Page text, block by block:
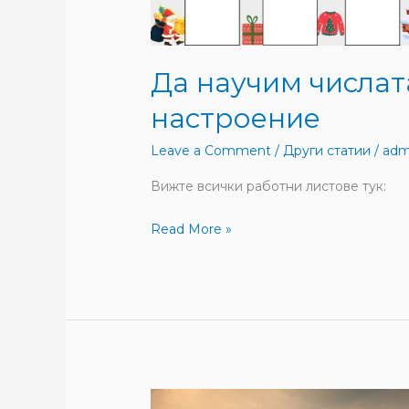
Да научим
настроение
Leave a Comment / Други статии /
Вижте всички работни листове тук:
Read More »